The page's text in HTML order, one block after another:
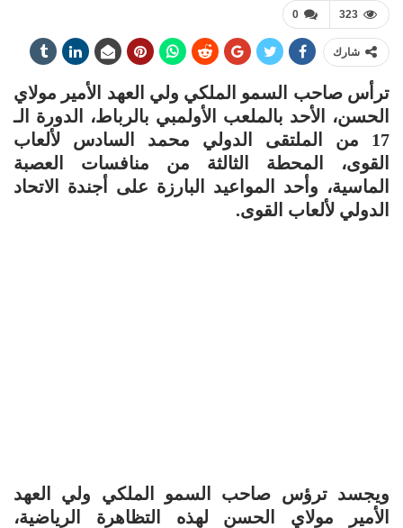
0 323
شارك
ترأس صاحب السمو الملكي ولي العهد الأمير مولاي
الحسن، الأحد بالملعب الأولمبي بالرباط، الدورة الـ
17 من الملتقى الدولي محمد السادس لألعاب
القوى، المحطة الثالثة من منافسات العصبة
الماسية، وأحد المواعيد البارزة على أجندة الاتحاد
الدولي لألعاب القوى.
ويجسد ترؤس صاحب السمو الملكي ولي العهد
الأمير مولاي الحسن لهذه التظاهرة الرياضية،